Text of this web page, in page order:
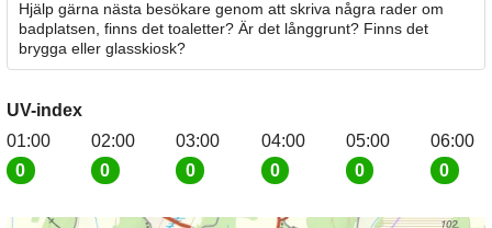
Hjälp gärna nästa besökare genom att skriva några rader om
badplatsen, finns det toaletter? Är det långgrunt? Finns det
brygga eller glasskiosk?
UV-index
01:00
0
02:00
0
03:00
0
04:00
0
05:00
0
06:00
0